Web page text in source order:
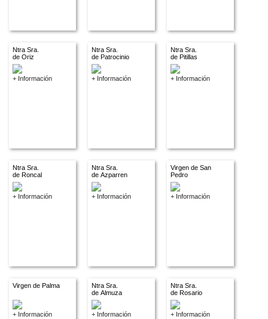
Ntra Sra.
de Oriz
+ Información
Ntra Sra.
de Patrocinio
+ Información
Ntra Sra.
de Pitillas
+ Información
Ntra Sra.
de Roncal
+ Información
Ntra Sra.
de Azparren
+ Información
Virgen de San
Pedro
+ Información
Virgen de Palma
+ Información
Ntra Sra.
de Almuza
+ Información
Ntra Sra.
de Rosario
+ Información